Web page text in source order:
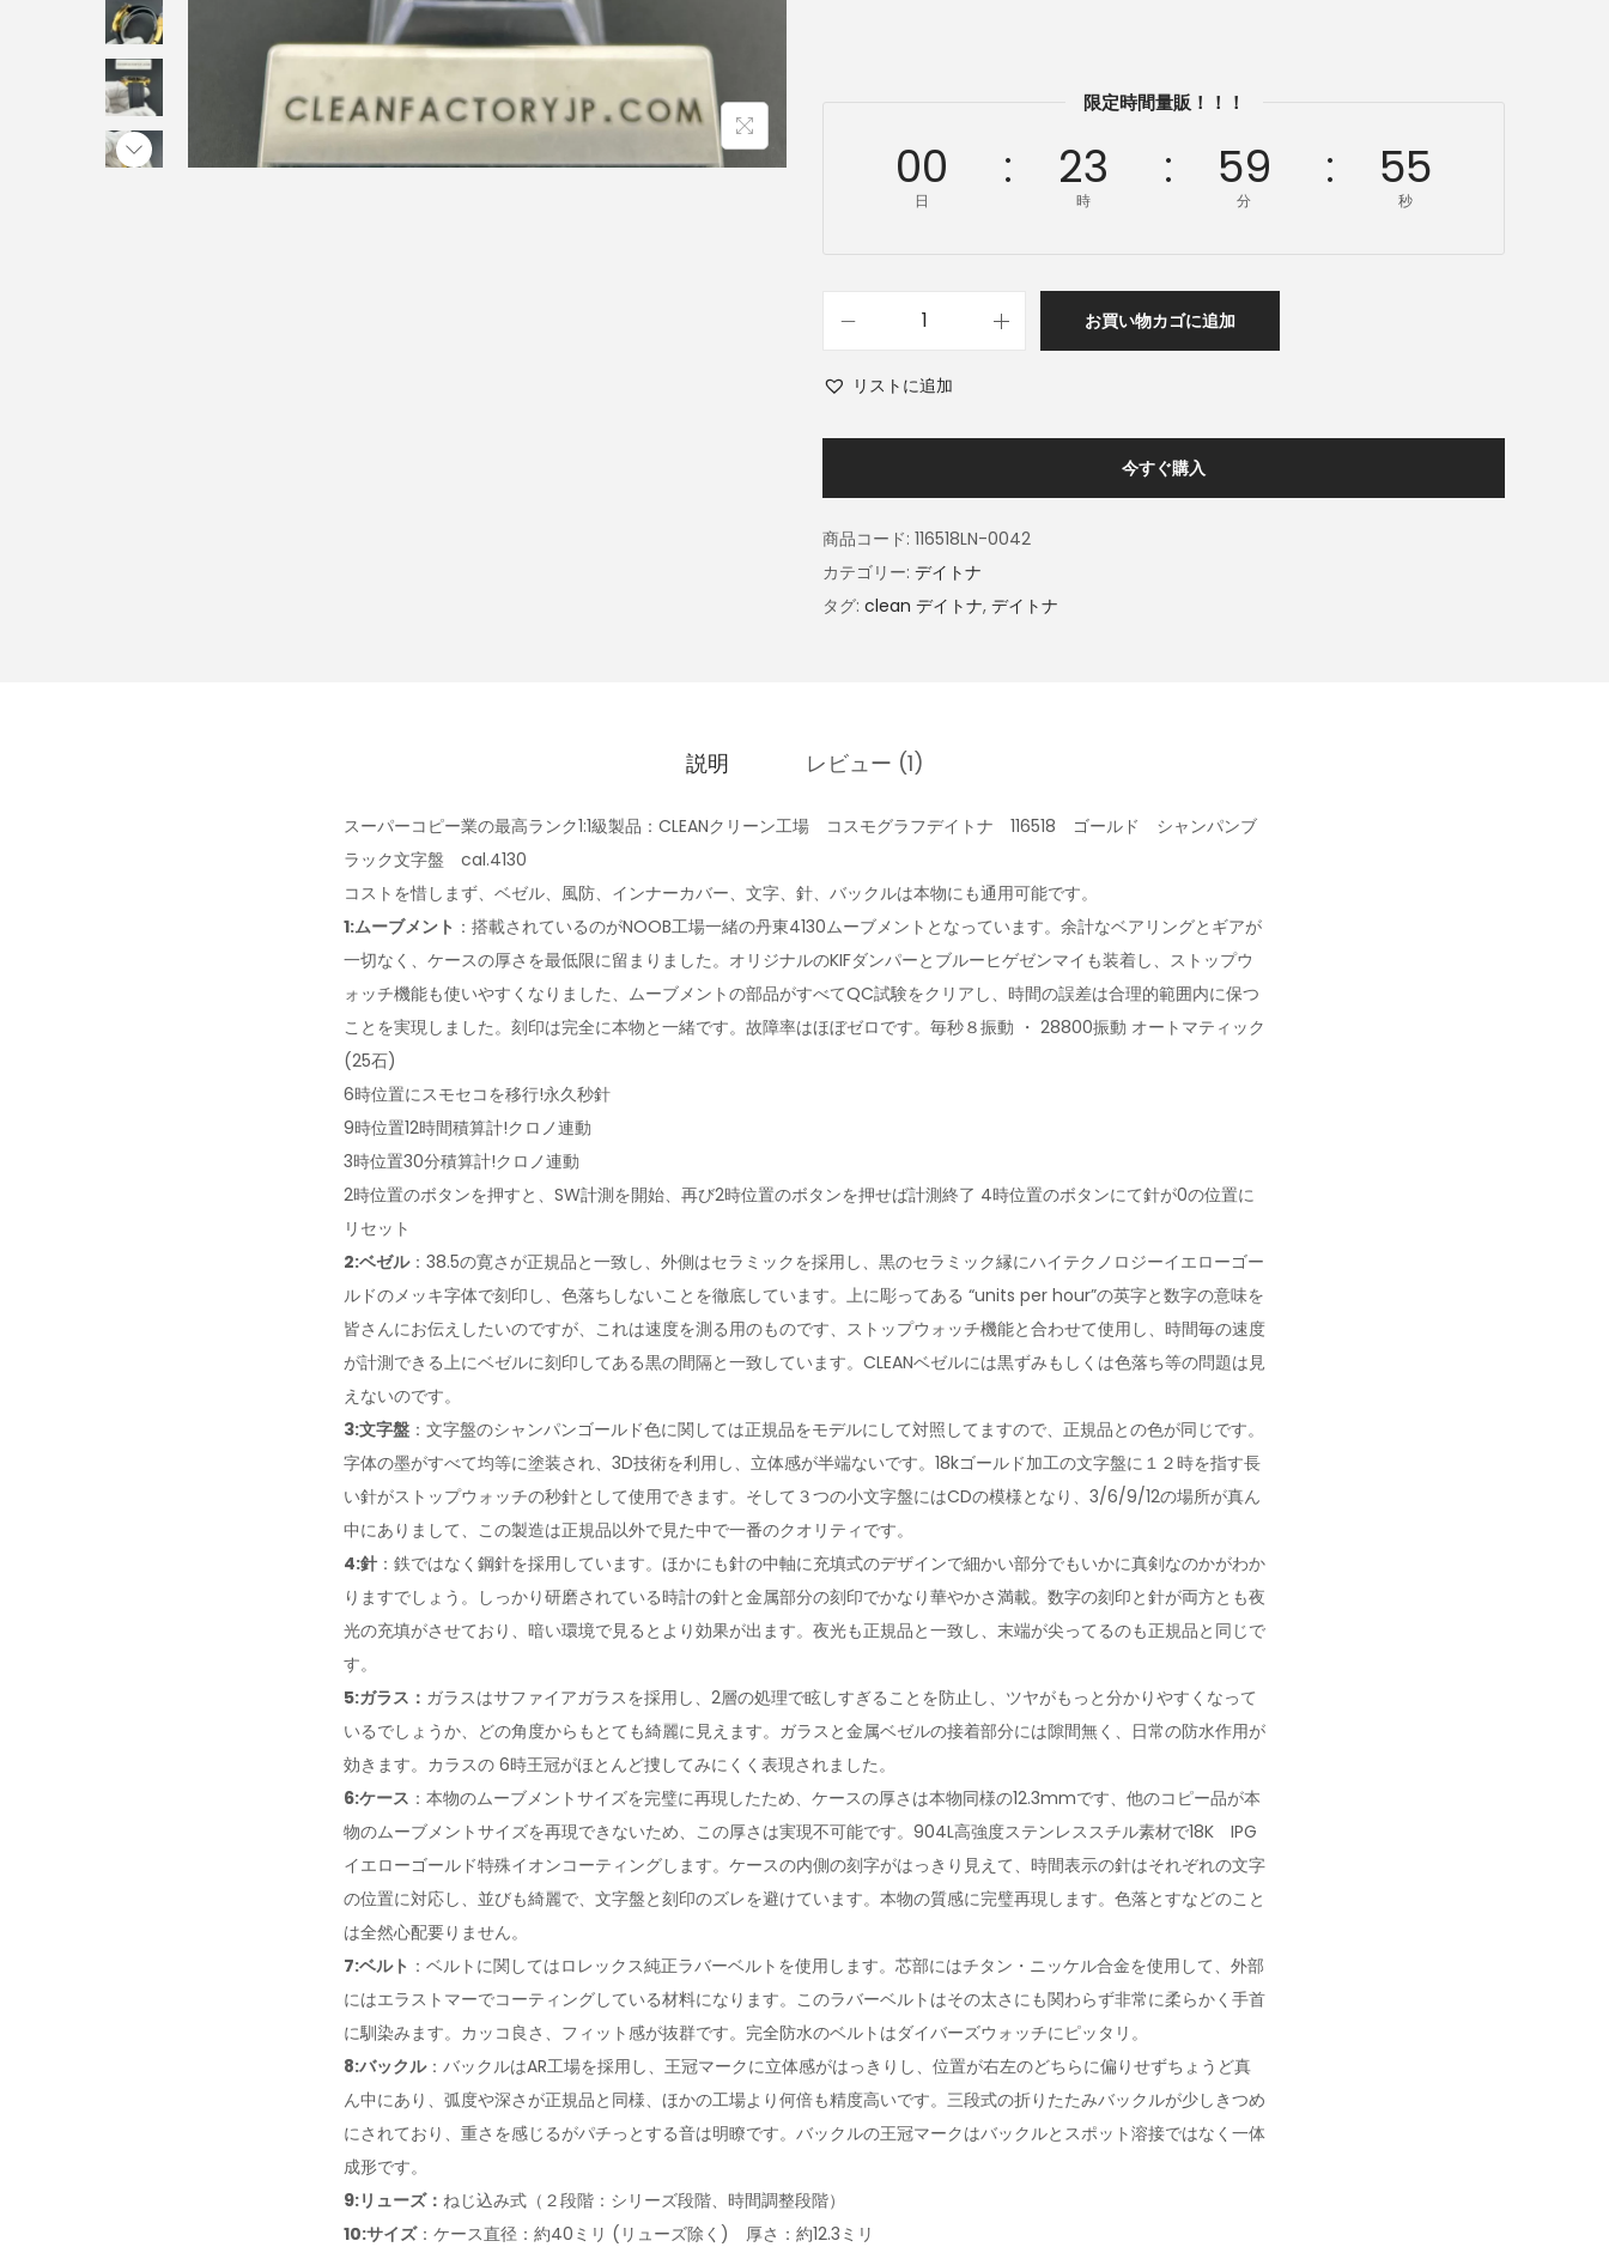
限定時間量販！！！
00
日
23
時
59
分
54
秒
お買い物カゴに追加
リストに追加
今すぐ購入
商品コード: 116518LN-0042
カテゴリー: デイトナ
タグ: clean デイトナ, デイトナ
説明 レビュー (1)
スーパーコピー業の最高ランク1:1級製品：CLEANクリーン工場 コスモグラフデイトナ 116518 ゴールド シャンパンブ
ラック文字盤 cal.4130
コストを惜しまず、ベゼル、風防、インナーカバー、文字、針、バックルは本物にも通用可能です。
1:ムーブメント ：搭載されているのがNOOB工場一緒の丹東4130ムーブメントとなっています。余計なベアリングとギアが
一切なく、ケースの厚さを最低限に留まりました。オリジナルのKIFダンパーとブルーヒゲゼンマイも装着し、ストップウ
ォッチ機能も使いやすくなりました、ムーブメントの部品がすべてQC試験をクリアし、時間の誤差は合理的範囲内に保つ
ことを実現しました。刻印は完全に本物と一緒です。故障率はほぼゼロです。毎秒８振動 ・ 28800振動 オートマティック
(25石)
6時位置にスモセコを移行!永久秒針
9時位置12時間積算計!クロノ連動
3時位置30分積算計!クロノ連動
2時位置のボタンを押すと、SW計測を開始、再び2時位置のボタンを押せば計測終了 4時位置のボタンにて針が0の位置に
リセット
2:ベゼル：38.5の寛さが正規品と一致し、外側はセラミックを採用し、黒のセラミック縁にハイテクノロジーイエローゴー
ルドのメッキ字体で刻印し、色落ちしないことを徹底しています。上に彫ってある “units per hour”の英字と数字の意味を
皆さんにお伝えしたいのですが、これは速度を測る用のものです、ストップウォッチ機能と合わせて使用し、時間毎の速度
が計測できる上にベゼルに刻印してある黒の間隔と一致しています。CLEANベゼルには黒ずみもしくは色落ち等の問題は見
えないのです。
3:文字盤 ：文字盤のシャンパンゴールド色に関しては正規品をモデルにして対照してますので、正規品との色が同じです。
字体の墨がすべて均等に塗装され、3D技術を利用し、立体感が半端ないです。18kゴールド加工の文字盤に１２時を指す長
い針がストップウォッチの秒針として使用できます。そして３つの小文字盤にはCDの模様となり、3/6/9/12の場所が真ん
中にありまして、この製造は正規品以外で見た中で一番のクオリティです。
4:針 ：鉄ではなく鋼針を採用しています。ほかにも針の中軸に充填式のデザインで細かい部分でもいかに真剣なのかがわか
りますでしょう。しっかり研磨されている時計の針と金属部分の刻印でかなり華やかさ満載。数字の刻印と針が両方とも夜
光の充填がさせており、暗い環境で見るとより効果が出ます。夜光も正規品と一致し、末端が尖ってるのも正規品と同じで
す。
5:ガラス： ガラスはサファイアガラスを採用し、2層の処理で眩しすぎることを防止し、ツヤがもっと分かりやすくなって
いるでしょうか、どの角度からもとても綺麗に見えます。ガラスと金属ベゼルの接着部分には隙間無く、日常の防水作用が
効きます。カラスの 6時王冠がほとんど捜してみにくく表現されました。
6:ケース ：本物のムーブメントサイズを完璧に再現したため、ケースの厚さは本物同様の12.3mmです、他のコピー品が本
物のムーブメントサイズを再現できないため、この厚さは実現不可能です。904L高強度ステンレススチル素材で18K IPG
イエローゴールド特殊イオンコーティングします。ケースの内側の刻字がはっきり見えて、時間表示の針はそれぞれの文字
の位置に対応し、並びも綺麗で、文字盤と刻印のズレを避けています。本物の質感に完璧再現します。色落とすなどのこと
は全然心配要りません。
7:ベルト ：ベルトに関してはロレックス純正ラバーベルトを使用します。芯部にはチタン・ニッケル合金を使用して、外部
にはエラストマーでコーティングしている材料になります。このラバーベルトはその太さにも関わらず非常に柔らかく手首
に馴染みます。カッコ良さ、フィット感が抜群です。完全防水のベルトはダイバーズウォッチにピッタリ。
8:バックル：バックルはAR工場を採用し、王冠マークに立体感がはっきりし、位置が右左のどちらに偏りせずちょうど真
ん中にあり、弧度や深さが正規品と同様、ほかの工場より何倍も精度高いです。三段式の折りたたみバックルが少しきつめ
にされており、重さを感じるがパチっとする音は明瞭です。バックルの王冠マークはバックルとスポット溶接ではなく一体
成形です。
9:リューズ： ねじ込み式（２段階：シリーズ段階、時間調整段階）
10:サイズ：ケース直径：約40ミリ (リューズ除く) 厚さ：約12.3ミリ